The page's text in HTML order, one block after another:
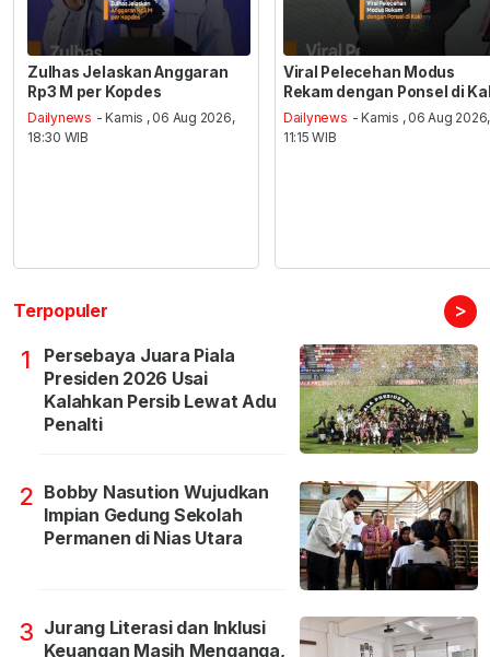
Zulhas Jelaskan Anggaran
Rp3 M per Kopdes
Dailynews - Kamis , 06 Aug 2026,
18:30 WIB
Viral Pelecehan Modus
Rekam dengan Ponsel di
Dailynews - Kamis , 06 Aug 2026,
11:15 WIB
Terpopuler >
1
Persebaya Juara Piala
Presiden 2026 Usai
Kalahkan Persib Lewat Adu
Penalti
2 Bobby Nasution Wujudkan
Impian Gedung Sekolah
Permanen di Nias Utara
3 Jurang Literasi dan Inklusi
Keuangan Masih Menganga,